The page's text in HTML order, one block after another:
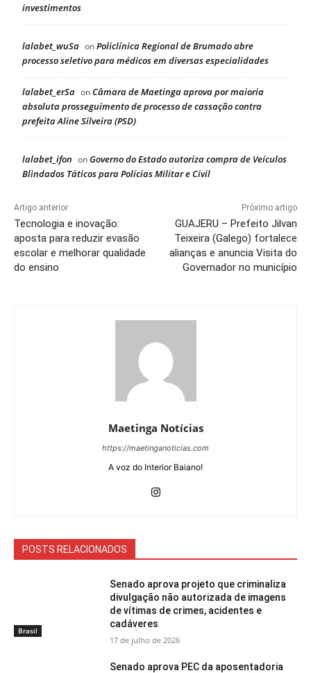
investimentos
lalabet_wuSa onPoliclínica Regional de Brumado abre
processo seletivo para médicos em diversas especialidades
lalabet_erSa onCâmara de Maetinga aprova por maioria
absoluta prosseguimento de processo de cassação contra
prefeita Aline Silveira (PSD)
lalabet_ifon onGoverno do Estado autoriza compra de Veículos
Blindados Táticos para Polícias Militar e Civil
Artigo anterior
Tecnologia e inovação:
aposta para reduzir evasão
escolar e melhorar qualidade
do ensino
Próximo artigo
GUAJERU – Prefeito Jilvan
Teixeira (Galego) fortalece
alianças e anuncia Visita do
Governador no município
Maetinga Notícias
https://maetinganoticias.com
A voz do Interior Baiano!
POSTS RELACIONADOS
Brasil
Senado aprova projeto que criminaliza
divulgação não autorizada de imagens
de vítimas de crimes, acidentes e
cadáveres
17 de julho de 2026
Senado aprova PEC da aposentadoria